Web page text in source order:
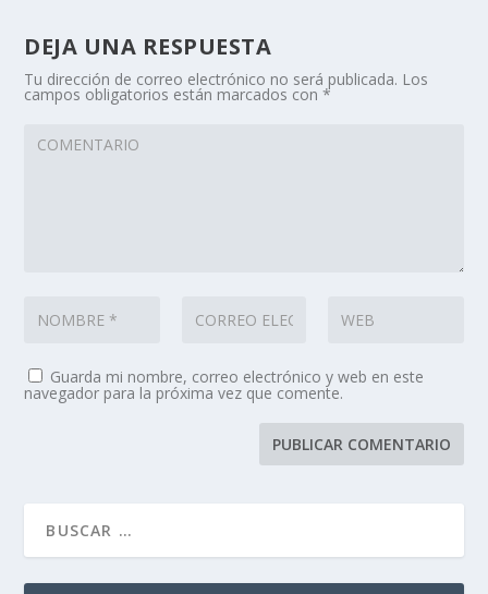
DEJA UNA RESPUESTA
Tu dirección de correo electrónico no será publicada. Los
campos obligatorios están marcados con*
Guarda mi nombre, correo electrónico y web en este
navegador para la próxima vez que comente.